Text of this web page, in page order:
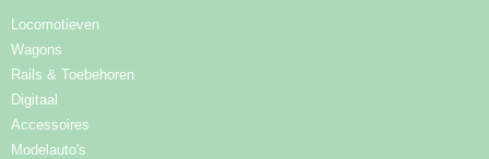
Locomotieven
Wagons
Rails & Toebehoren
Digitaal
Accessoires
Modelauto's